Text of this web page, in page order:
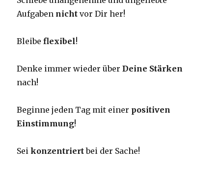
Aufgaben nicht vor Dir her!
Bleibeflexibel!
Denke immer wieder überDeine Stärken
nach!
Beginne jeden Tag mit einer positiven
Einstimmung!
Seikonzentriertbei der Sache!